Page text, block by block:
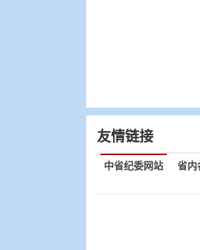
友情链接
中省纪委网站 省内